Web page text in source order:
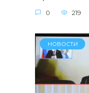
0 219
НОВОСТИ